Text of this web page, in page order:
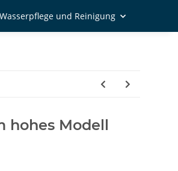
Wasserpflege und Reinigung
hohes Modell